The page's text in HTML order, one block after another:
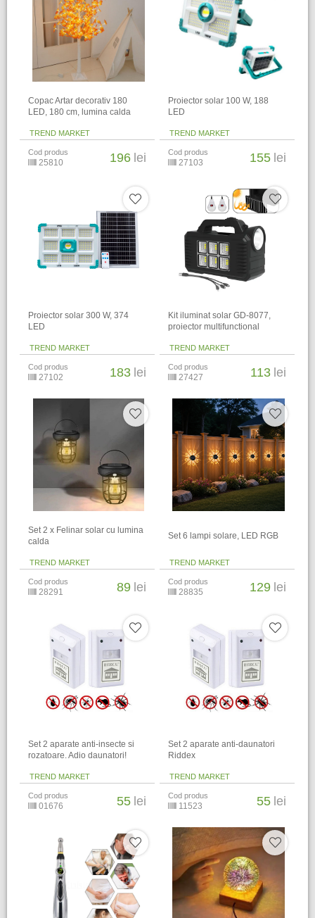
Copac Artar decorativ 180
LED, 180 cm, lumina calda
TREND MARKET
Cod produs
25810 196 lei
Proiector solar 100 W, 188
LED
TREND MARKET
Cod produs
27103 155 lei
Proiector solar 300 W, 374
LED
TREND MARKET
Cod produs
27102 183 lei
Kit iluminat solar GD-8077,
proiector multifunctional
TREND MARKET
Cod produs
27427 113 lei
Set 2 x Felinar solar cu lumina
calda
TREND MARKET
Cod produs
28291 89 lei
Set 6 lampi solare, LED RGB
TREND MARKET
Cod produs
28835 129 lei
Set 2 aparate anti-insecte si
rozatoare. Adio daunatori!
TREND MARKET
Cod produs
01676 55 lei
Set 2 aparate anti-daunatori
Riddex
TREND MARKET
Cod produs
11523 55 lei